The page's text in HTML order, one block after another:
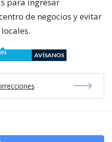
de negocios y evitar
AVÍSANOS